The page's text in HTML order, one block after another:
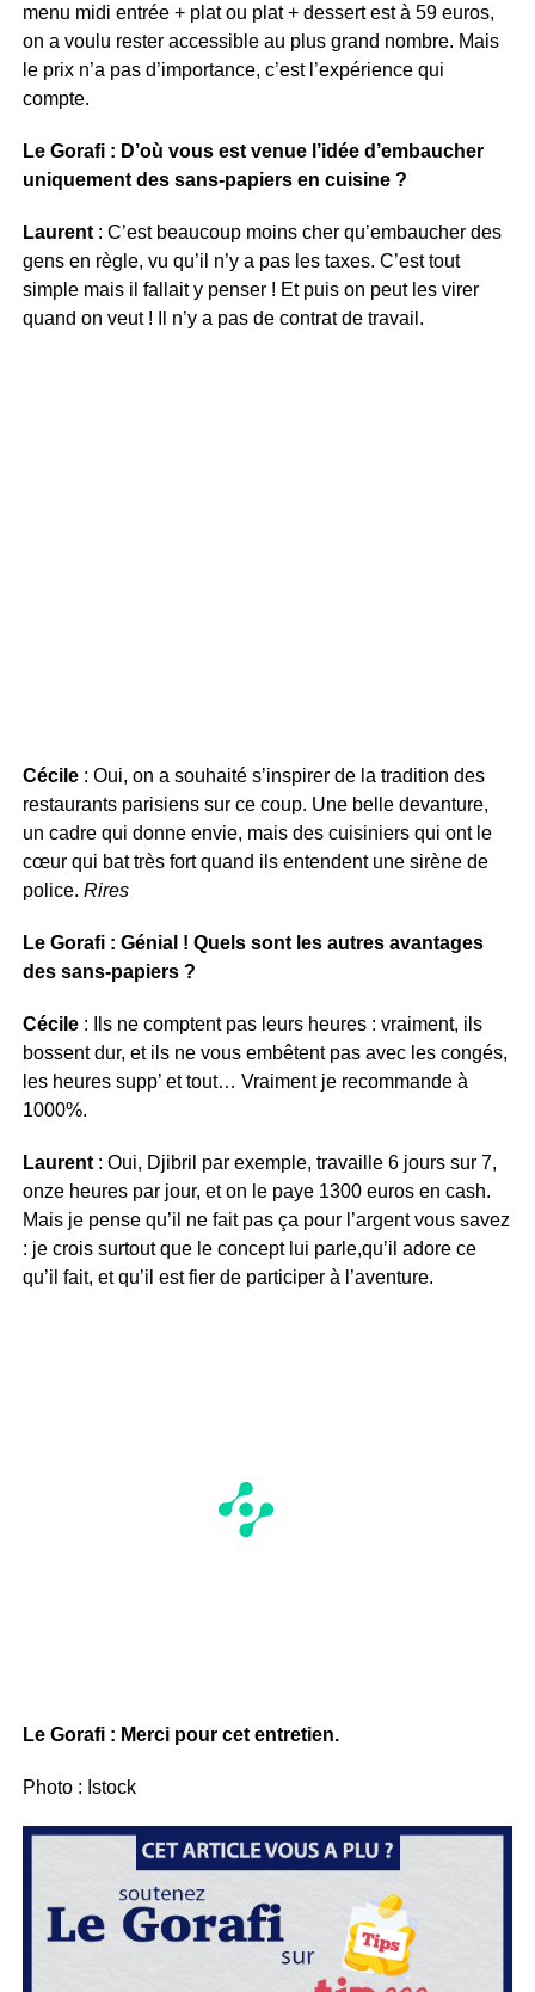
menu midi entrée + plat ou plat + dessert est à 59 euros,
on a voulu rester accessible au plus grand nombre. Mais
le prix n’a pas d’importance, c’est l’expérience qui
compte.
Le Gorafi : D’où vous est venue l’idée d’embaucher
uniquement des sans-papiers en cuisine ?
Laurent : C’est beaucoup moins cher qu’embaucher des
gens en règle, vu qu’il n’y a pas les taxes. C’est tout
simple mais il fallait y penser ! Et puis on peut les virer
quand on veut ! Il n’y a pas de contrat de travail.
Cécile : Oui, on a souhaité s’inspirer de la tradition des
restaurants parisiens sur ce coup. Une belle devanture,
un cadre qui donne envie, mais des cuisiniers qui ont le
cœur qui bat très fort quand ils entendent une sirène de
police. Rires
Le Gorafi : Génial ! Quels sont les autres avantages
des sans-papiers ?
Cécile : Ils ne comptent pas leurs heures : vraiment, ils
bossent dur, et ils ne vous embêtent pas avec les congés,
les heures supp’ et tout… Vraiment je recommande à
1000%.
Laurent : Oui, Djibril par exemple, travaille 6 jours sur 7,
onze heures par jour, et on le paye 1300 euros en cash.
Mais je pense qu’il ne fait pas ça pour l’argent vous savez
: je crois surtout que le concept lui parle,qu’il adore ce
qu’il fait, et qu’il est fier de participer à l’aventure.
Le Gorafi : Merci pour cet entretien.
Photo : Istock